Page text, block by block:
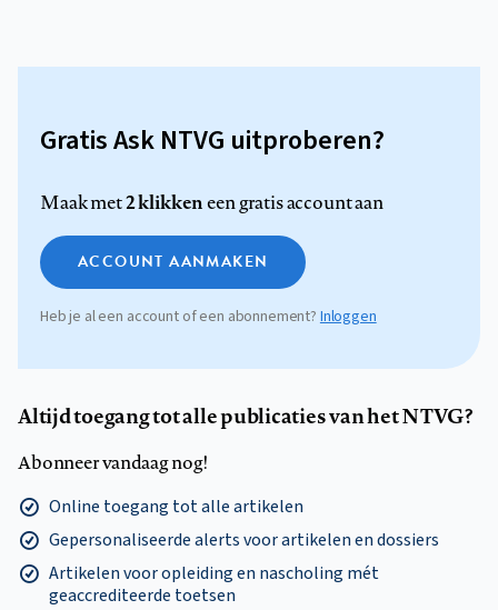
Gratis Ask NTVG uitproberen?
Maak met2 klikkeneen gratis account aan
ACCOUNT AANMAKEN
Heb je al een account of een abonnement?Inloggen
Altijd toegang tot alle publicaties van het NTVG?
Abonneer vandaag nog!
Online toegang tot alle artikelen
Gepersonaliseerde alerts voor artikelen en dossiers
Artikelen voor opleiding en nascholing mét
geaccrediteerde toetsen